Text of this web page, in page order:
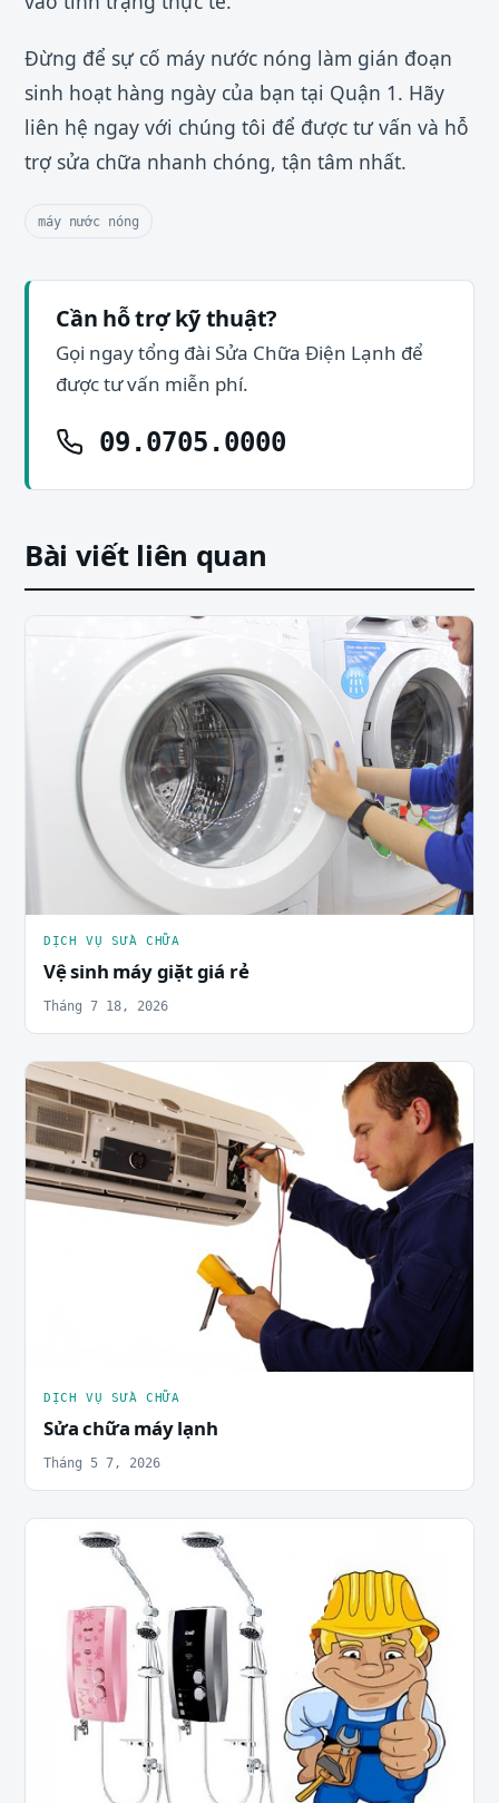
Đừng để sự cố máy nước nóng làm gián đoạn
sinh hoạt hàng ngày của bạn tại Quận 1. Hãy
liên hệ ngay với chúng tôi để được tư vấn và hỗ
trợ sửa chữa nhanh chóng, tận tâm nhất.
máy nước nóng
Cần hỗ trợ kỹ thuật?
Gọi ngay tổng đài Sửa Chữa Điện Lạnh để
được tư vấn miễn phí.
09.0705.0000
Bài viết liên quan
DỊCH VỤ SỬA CHỮA
Vệ sinh máy giặt giá rẻ
Tháng 7 18, 2026
DỊCH VỤ SỬA CHỮA
Sửa chữa máy lạnh
Tháng 5 7, 2026